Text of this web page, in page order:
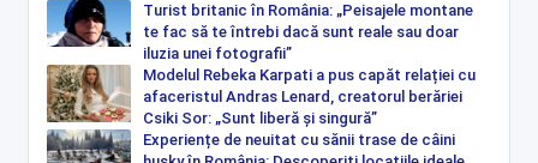
Turist britanic în România: „Peisajele montane
te fac să te întrebi dacă sunt reale sau doar
iluzia unei fotografii”
Modelul Rebeka Karpati a pus capăt relației cu
afaceristul Andras Lenard, creatorul berăriei
Csiki Sor: „Sunt liberă și singură”
Experiențe de neuitat cu sănii trase de câini